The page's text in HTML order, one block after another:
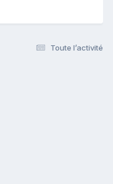
Toute l’activité